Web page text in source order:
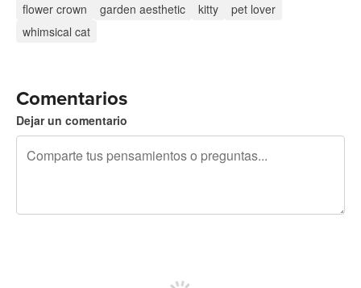
flower crown
garden aesthetic kitty
pet lover
whimsical cat
Comentarios
Dejar un comentario